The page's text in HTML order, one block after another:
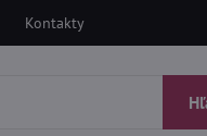
Kontakty